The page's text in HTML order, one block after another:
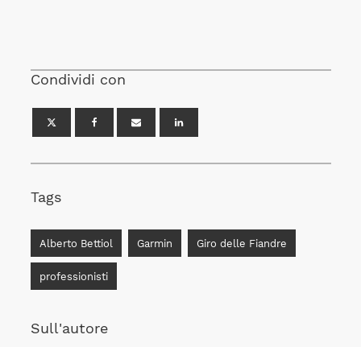
Condividi con
Tags
Alberto Bettiol Garmin Giro delle Fiandre
professionisti
Sull'autore